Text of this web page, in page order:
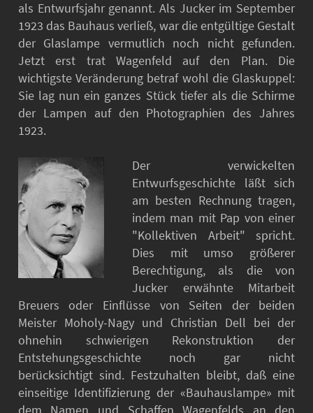
als Entwurfsjahr genannt. Als Jucker im September
1923 das Bauhaus verließ, war die entgültige Gestalt
der Glaslampe vermutlich noch nicht gefunden.
Jetzt erst trat Wagenfeld auf den Plan. Die
wichtigste Veränderung betraf wohl die Glaskuppel:
Sie lag nun ein ganzes Stück tiefer als die Schirme
der Lampen auf den Photographien des Jahres
1923.
Der verwickelten
Entwurfsgeschichte läßt sich
am besten Rechnung tragen,
indem man mit Pap von einer
"Kollektiven Arbeit" spricht.
Dies mit umso größerer
Berechtigung, als die von
Jucker erwähnte Mitarbeit
Breuers oder Einflüsse von Seiten der beiden
Meister Moholy-Nagy und Christian Dell bei der
ohnehin schwierigen Rekonstruktion der
Entstehungsgeschichte noch gar nicht
berücksichtigt sind. Festzuhalten bleibt, daß eine
einseitige Identifizierung der «Bauhauslampe» mit